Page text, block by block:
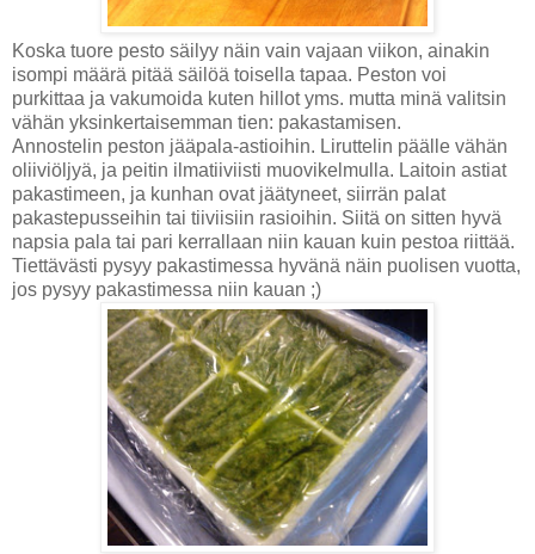
Koska tuore pesto säilyy näin vain vajaan viikon, ainakin
isompi määrä pitää säilöä toisella tapaa. Peston voi
purkittaa ja vakumoida kuten hillot yms. mutta minä valitsin
vähän yksinkertaisemman tien: pakastamisen.
Annostelin peston jääpala-astioihin. Liruttelin päälle vähän
oliiviöljyä, ja peitin ilmatiiviisti muovikelmulla. Laitoin astiat
pakastimeen, ja kunhan ovat jäätyneet, siirrän palat
pakastepusseihin tai tiiviisiin rasioihin. Siitä on sitten hyvä
napsia pala tai pari kerrallaan niin kauan kuin pestoa riittää.
Tiettävästi pysyy pakastimessa hyvänä näin puolisen vuotta,
jos pysyy pakastimessa niin kauan ;)